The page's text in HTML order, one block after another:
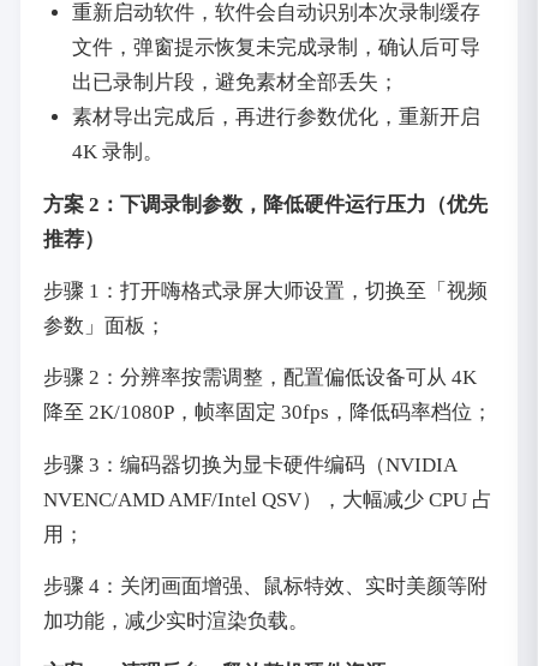
重新启动软件，软件会自动识别本次录制缓存
文件，弹窗提示恢复未完成录制，确认后可导
出已录制片段，避免素材全部丢失；
素材导出完成后，再进行参数优化，重新开启
4K 录制。
方案 2：下调录制参数，降低硬件运行压力（优先
推荐）
步骤 1：打开嗨格式录屏大师设置，切换至「视频
参数」面板；
步骤 2：分辨率按需调整，配置偏低设备可从 4K
降至 2K/1080P，帧率固定 30fps，降低码率档位；
步骤 3：编码器切换为显卡硬件编码（NVIDIA
NVENC/AMD AMF/Intel QSV），大幅减少 CPU 占
用；
步骤 4：关闭画面增强、鼠标特效、实时美颜等附
加功能，减少实时渲染负载。